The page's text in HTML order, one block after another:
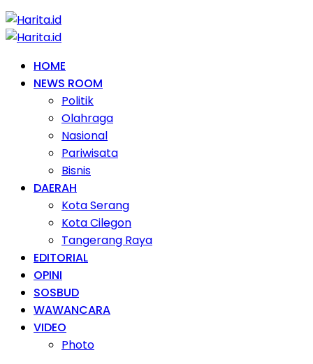
HOME
NEWS ROOM
Politik
Olahraga
Nasional
Pariwisata
Bisnis
DAERAH
Kota Serang
Kota Cilegon
Tangerang Raya
EDITORIAL
OPINI
SOSBUD
WAWANCARA
VIDEO
Photo